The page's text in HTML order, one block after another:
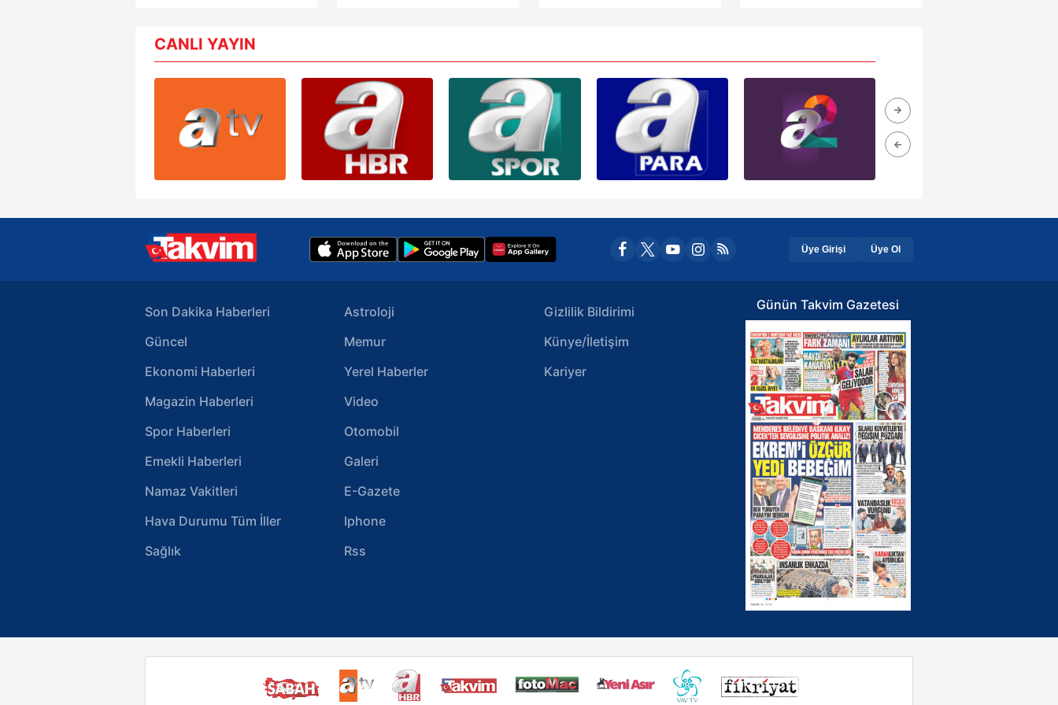
CANLI YAYIN
Üye Girişi Üye Ol
Son Dakika Haberleri
Güncel
Ekonomi Haberleri
Magazin Haberleri
Spor Haberleri
Emekli Haberleri
Namaz Vakitleri
Hava Durumu Tüm İller
Sağlık
Astroloji
Memur
Yerel Haberler
Video
Otomobil
Galeri
E-Gazete
Iphone
Rss
Gizlilik Bildirimi
Künye/İletişim
Kariyer
Günün Takvim Gazetesi